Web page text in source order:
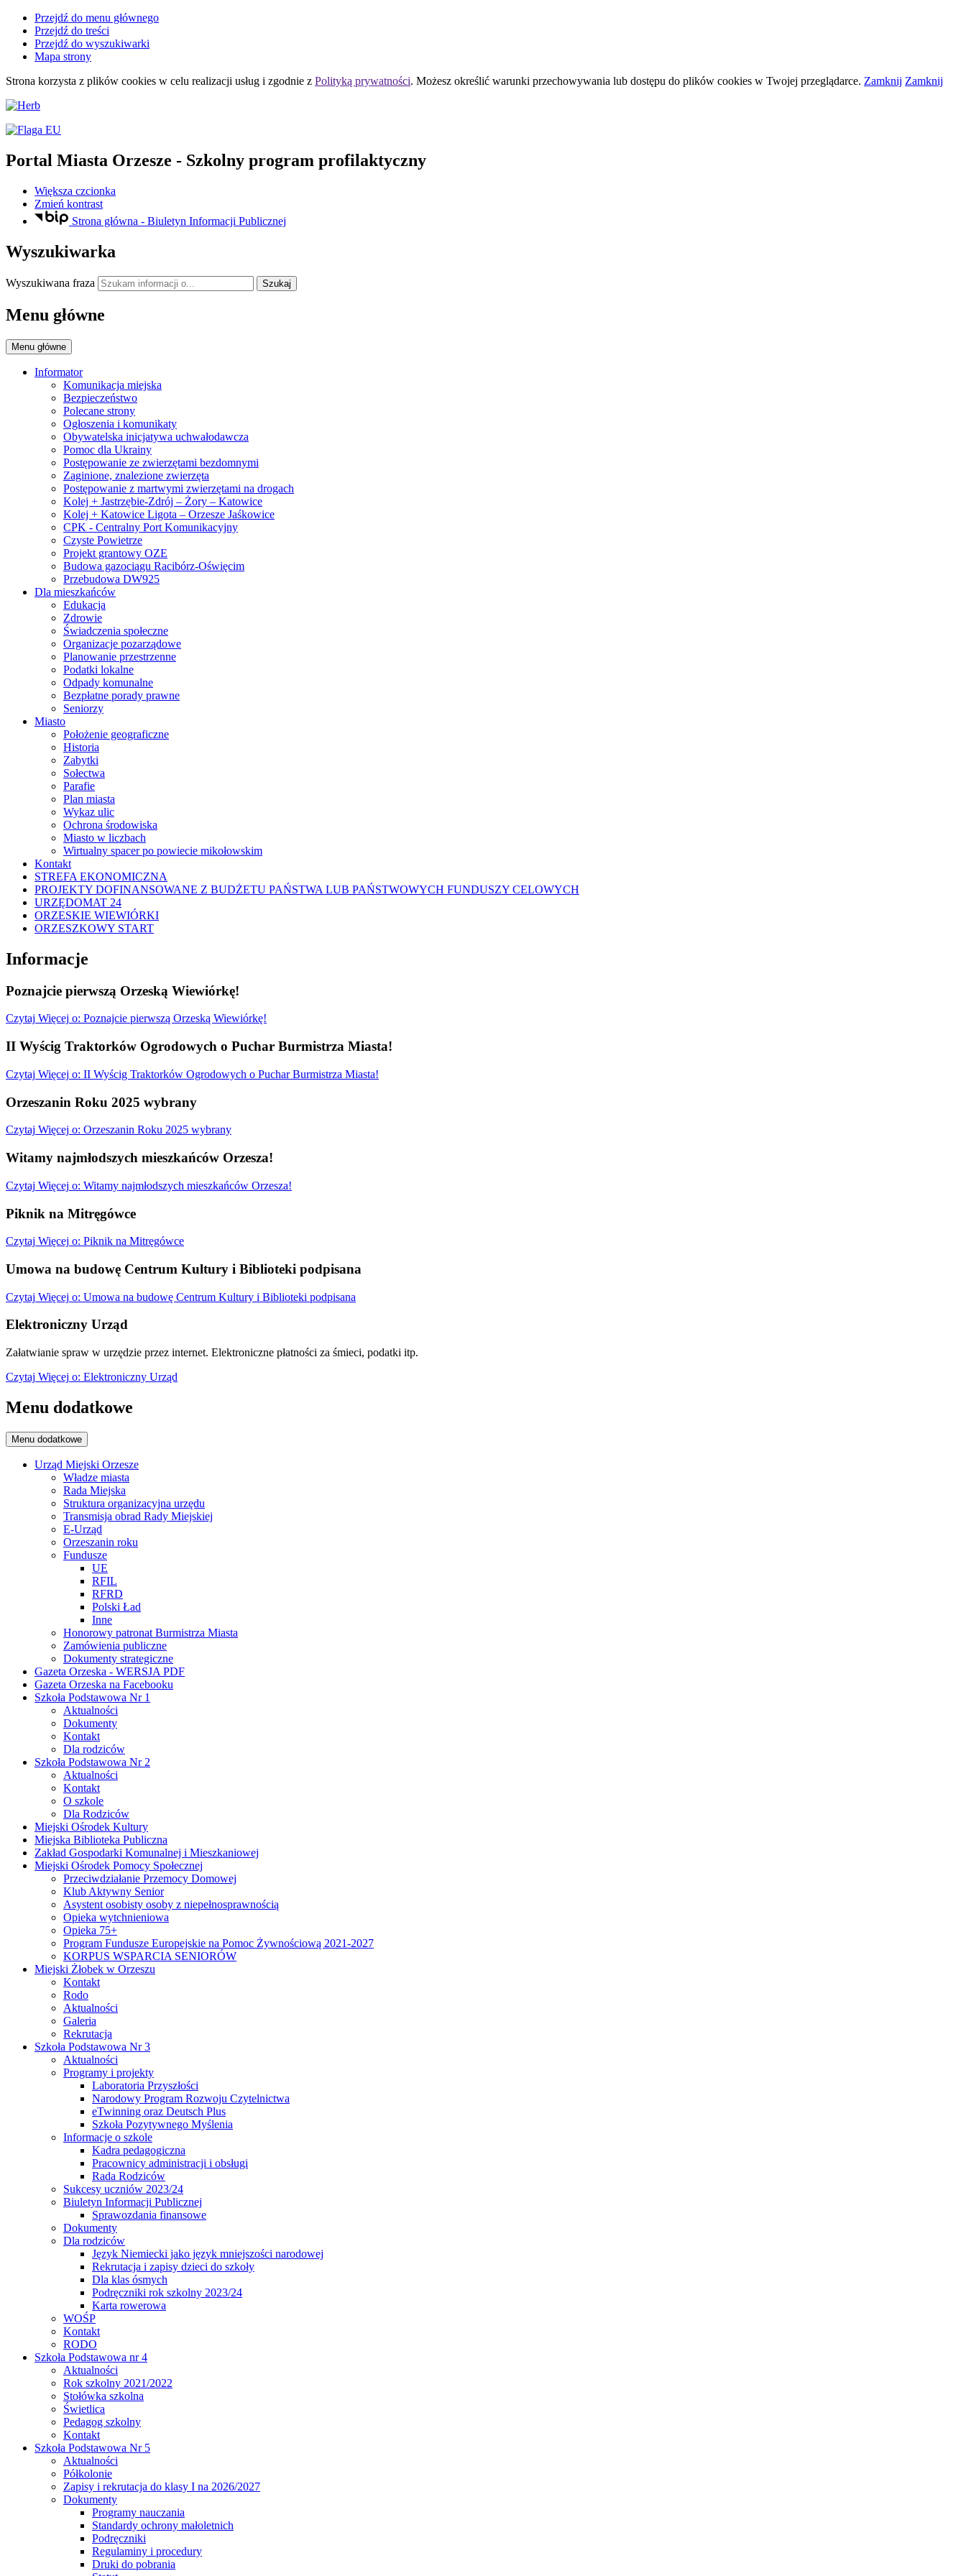
Przejdź do menu głównego
Przejdź do treści
Przejdź do wyszukiwarki
Mapa strony
Strona korzysta z plików cookies w celu realizacji usług i zgodnie z Polityką prywatności. Możesz określić warunki przechowywania lub dostępu do plików cookies w Twojej przeglądarce. Zamknij Zamknij
Portal Miasta Orzesze - Szkolny program profilaktyczny
Większa czcionka
Zmień kontrast
Strona główna - Biuletyn Informacji Publicznej
Wyszukiwarka
Wyszukiwana fraza Szukaj
Menu główne
Menu główne
Informator
Komunikacja miejska
Bezpieczeństwo
Polecane strony
Ogłoszenia i komunikaty
Obywatelska inicjatywa uchwałodawcza
Pomoc dla Ukrainy
Postępowanie ze zwierzętami bezdomnymi
Zaginione, znalezione zwierzęta
Postępowanie z martwymi zwierzętami na drogach
Kolej + Jastrzębie-Zdrój – Żory – Katowice
Kolej + Katowice Ligota – Orzesze Jaśkowice
CPK - Centralny Port Komunikacyjny
Czyste Powietrze
Projekt grantowy OZE
Budowa gazociągu Racibórz-Oświęcim
Przebudowa DW925
Dla mieszkańców
Edukacja
Zdrowie
Świadczenia społeczne
Organizacje pozarządowe
Planowanie przestrzenne
Podatki lokalne
Odpady komunalne
Bezpłatne porady prawne
Seniorzy
Miasto
Położenie geograficzne
Historia
Zabytki
Sołectwa
Parafie
Plan miasta
Wykaz ulic
Ochrona środowiska
Miasto w liczbach
Wirtualny spacer po powiecie mikołowskim
Kontakt
STREFA EKONOMICZNA
PROJEKTY DOFINANSOWANE Z BUDŻETU PAŃSTWA LUB PAŃSTWOWYCH FUNDUSZY CELOWYCH
URZĘDOMAT 24
ORZESKIE WIEWIÓRKI
ORZESZKOWY START
Informacje
Poznajcie pierwszą Orzeską Wiewiórkę!
Czytaj Więcej o: Poznajcie pierwszą Orzeską Wiewiórkę!
II Wyścig Traktorków Ogrodowych o Puchar Burmistrza Miasta!
Czytaj Więcej o: II Wyścig Traktorków Ogrodowych o Puchar Burmistrza Miasta!
Orzeszanin Roku 2025 wybrany
Czytaj Więcej o: Orzeszanin Roku 2025 wybrany
Witamy najmłodszych mieszkańców Orzesza!
Czytaj Więcej o: Witamy najmłodszych mieszkańców Orzesza!
Piknik na Mitręgówce
Czytaj Więcej o: Piknik na Mitręgówce
Umowa na budowę Centrum Kultury i Biblioteki podpisana
Czytaj Więcej o: Umowa na budowę Centrum Kultury i Biblioteki podpisana
Elektroniczny Urząd
Załatwianie spraw w urzędzie przez internet. Elektroniczne płatności za śmieci, podatki itp.
Czytaj Więcej o: Elektroniczny Urząd
Menu dodatkowe
Menu dodatkowe
Urząd Miejski Orzesze
Władze miasta
Rada Miejska
Struktura organizacyjna urzędu
Transmisja obrad Rady Miejskiej
E-Urząd
Orzeszanin roku
Fundusze
UE
RFIL
RFRD
Polski Ład
Inne
Honorowy patronat Burmistrza Miasta
Zamówienia publiczne
Dokumenty strategiczne
Gazeta Orzeska - WERSJA PDF
Gazeta Orzeska na Facebooku
Szkoła Podstawowa Nr 1
Aktualności
Dokumenty
Kontakt
Dla rodziców
Szkoła Podstawowa Nr 2
Aktualności
Kontakt
O szkole
Dla Rodziców
Miejski Ośrodek Kultury
Miejska Biblioteka Publiczna
Zakład Gospodarki Komunalnej i Mieszkaniowej
Miejski Ośrodek Pomocy Społecznej
Przeciwdziałanie Przemocy Domowej
Klub Aktywny Senior
Asystent osobisty osoby z niepełnosprawnością
Opieka wytchnieniowa
Opieka 75+
Program Fundusze Europejskie na Pomoc Żywnościową 2021-2027
KORPUS WSPARCIA SENIORÓW
Miejski Żłobek w Orzeszu
Kontakt
Rodo
Aktualności
Galeria
Rekrutacja
Szkoła Podstawowa Nr 3
Aktualności
Programy i projekty
Laboratoria Przyszłości
Narodowy Program Rozwoju Czytelnictwa
eTwinning oraz Deutsch Plus
Szkoła Pozytywnego Myślenia
Informacje o szkole
Kadra pedagogiczna
Pracownicy administracji i obsługi
Rada Rodziców
Sukcesy uczniów 2023/24
Biuletyn Informacji Publicznej
Sprawozdania finansowe
Dokumenty
Dla rodziców
Język Niemiecki jako język mniejszości narodowej
Rekrutacja i zapisy dzieci do szkoły
Dla klas ósmych
Podręczniki rok szkolny 2023/24
Karta rowerowa
WOŚP
Kontakt
RODO
Szkoła Podstawowa nr 4
Aktualności
Rok szkolny 2021/2022
Stołówka szkolna
Świetlica
Pedagog szkolny
Kontakt
Szkoła Podstawowa Nr 5
Aktualności
Półkolonie
Zapisy i rekrutacja do klasy I na 2026/2027
Dokumenty
Programy nauczania
Standardy ochrony małoletnich
Podręczniki
Regulaminy i procedury
Druki do pobrania